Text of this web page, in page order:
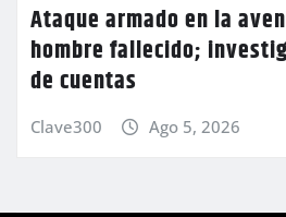
Ataque armado en la
hombre fallecido;
de cuentas
Clave300 Ago 5, 2026